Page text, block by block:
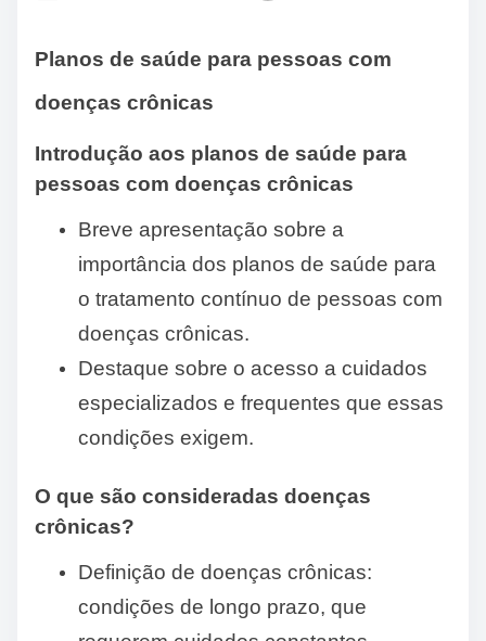
Planos de saúde para pessoas com
doenças crônicas
Introdução aos planos de saúde para
pessoas com doenças crônicas
Breve apresentação sobre a
importância dos planos de saúde para
o tratamento contínuo de pessoas com
doenças crônicas.
Destaque sobre o acesso a cuidados
especializados e frequentes que essas
condições exigem.
O que são consideradas doenças
crônicas?
Definição de doenças crônicas:
condições de longo prazo, que